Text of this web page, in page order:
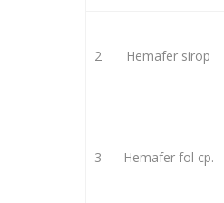
2 Hemafer sirop
3 Hemafer fol cp.